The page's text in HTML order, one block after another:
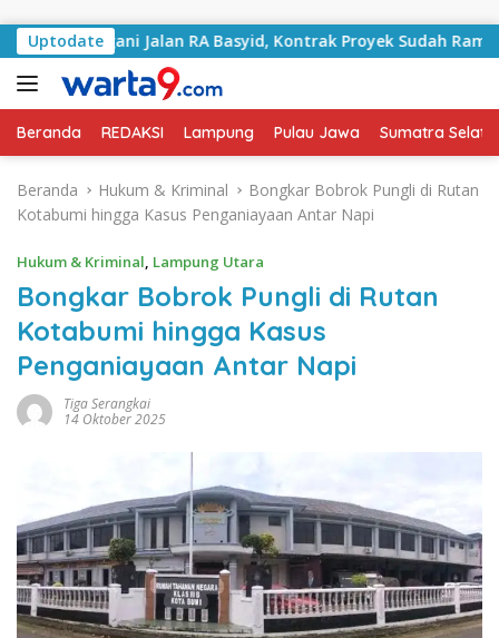
UptodateJalan RA Basyid, Kontrak Proyek Sudah Rampung
Beranda REDAKSI Lampung Pulau Jawa Sumatra
Beranda Hukum & Kriminal
Bongkar Bobrok Pungli di Rutan
Kotabumi hingga Kasus Penganiayaan Antar Napi
Hukum & Kriminal, Lampung Utara
Bongkar Bobrok Pungli di Rutan
Kotabumi hingga Kasus
Penganiayaan Antar Napi
Tiga Serangkai
14 Oktober 2025